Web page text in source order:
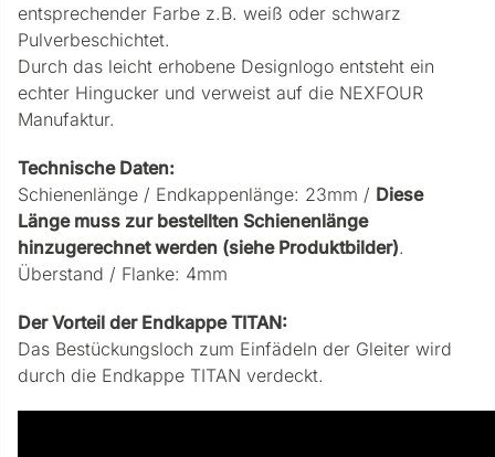
entsprechender Farbe z.B. weiß oder schwarz
Pulverbeschichtet.
Durch das leicht erhobene Designlogo entsteht ein
echter Hingucker und verweist auf die NEXFOUR
Manufaktur.
Technische Daten:
Schienenlänge / Endkappenlänge: 23mm / Diese
Länge muss zur bestellten Schienenlänge
hinzugerechnet werden (siehe Produktbilder).
Überstand / Flanke: 4mm
Der Vorteil der Endkappe TITAN:
Das Bestückungsloch zum Einfädeln der Gleiter wird
durch die Endkappe TITAN verdeckt.